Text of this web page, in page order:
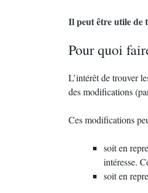
Il peut être utile de
Pour quoi
L’intérêt de trouver
des modifications
Ces modifications
soit en
intéresse.
soit en